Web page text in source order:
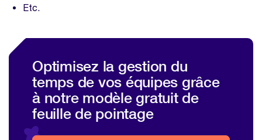
thématique
Modèle feuille de pointage
Modèle feuille de temps Excel
Etc.
Optimisez la gestion du
temps de vos équipes grâce
à notre modèle gratuit de
feuille de pointage